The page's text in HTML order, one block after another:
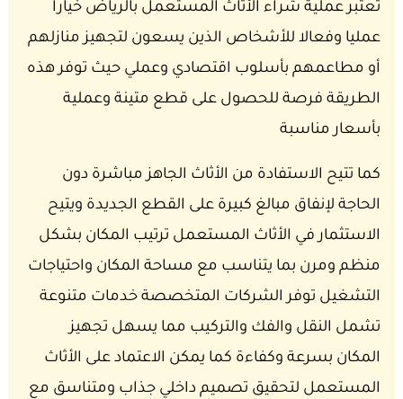
تعتبر عملية شراء الأثاث المستعمل بالرياض خيارا
عمليا وفعالا للأشخاص الذين يسعون لتجهيز منازلهم
أو مطاعمهم بأسلوب اقتصادي وعملي حيث توفر هذه
الطريقة فرصة للحصول على قطع متينة وعملية
بأسعار مناسبة
كما تتيح الاستفادة من الأثاث الجاهز مباشرة دون
الحاجة لإنفاق مبالغ كبيرة على القطع الجديدة ويتيح
الاستثمار في الأثاث المستعمل ترتيب المكان بشكل
منظم ومرن بما يتناسب مع مساحة المكان واحتياجات
التشغيل توفر الشركات المتخصصة خدمات متنوعة
تشمل النقل والفك والتركيب مما يسهل تجهيز
المكان بسرعة وكفاءة كما يمكن الاعتماد على الأثاث
المستعمل لتحقيق تصميم داخلي جذاب ومتناسق مع